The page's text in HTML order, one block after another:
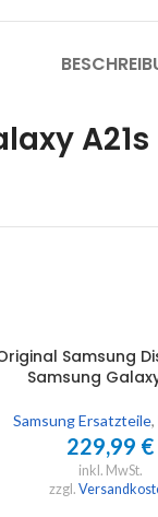
A21s
WÄHLEN
Samsung
Samsung
Samsung Ersatzteile,
229,99 €
inkl. MwSt.
zzgl.